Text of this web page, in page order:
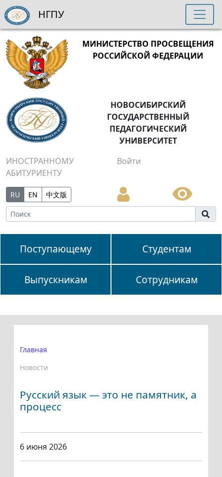
МИНИСТЕРСТВО ПРОСВЕЩЕНИЯ
РОССИЙСКОЙ ФЕДЕРАЦИИ
НОВОСИБИРСКИЙ
ГОСУДАРСТВЕННЫЙ
ПЕДАГОГИЧЕСКИЙ
УНИВЕРСИТЕТ
ИНОСТРАННОМУ
АБИТУРИЕНТУ
Войти
RU EN 中文版
Поступающему Студентам
Выпускникам Сотрудникам
НГПУ
Главная
Новости
Русский язык — это не памятник, а
процесс
6 июня 2026